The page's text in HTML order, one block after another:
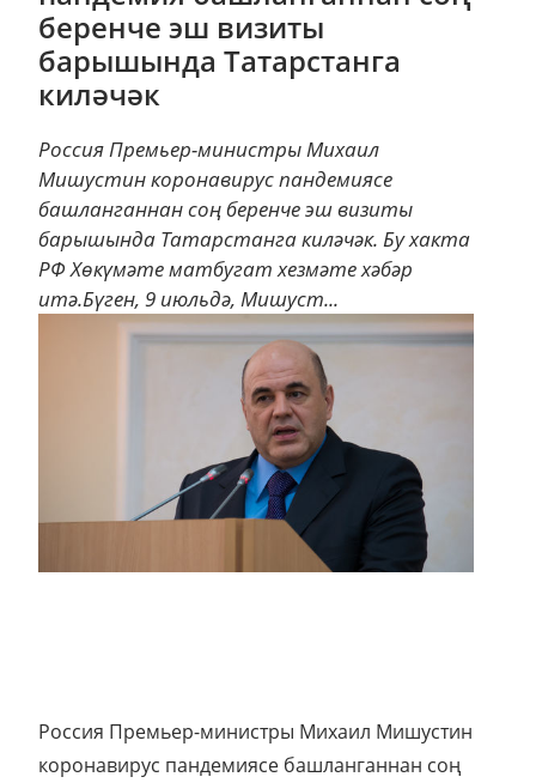
беренче эш визиты
барышында Татарстанга
киләчәк
Россия Премьер-министры Михаил
Мишустин коронавирус пандемиясе
башланганнан соң беренче эш визиты
барышында Татарстанга киләчәк. Бу хакта
РФ Хөкүмәте матбугат хезмәте хәбәр
итә.Бүген, 9 июльдә, Мишуст...
Россия Премьер-министры Михаил Мишустин
коронавирус пандемиясе башланганнан соң